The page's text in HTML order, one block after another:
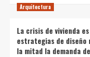
Arquitectura
La crisis de vivienda
estrategias de diseño
la mitad la demanda